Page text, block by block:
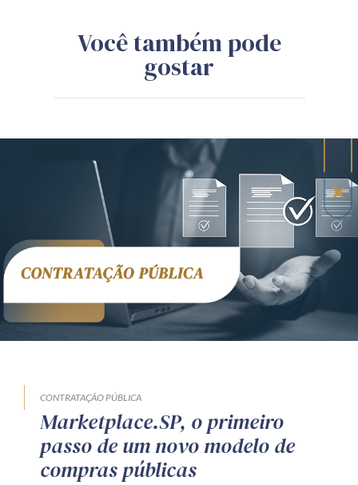
Você também pode
gostar
CONTRATAÇÃO PÚBLICA
Marketplace.SP, o primeiro
passo de um novo modelo de
compras públicas